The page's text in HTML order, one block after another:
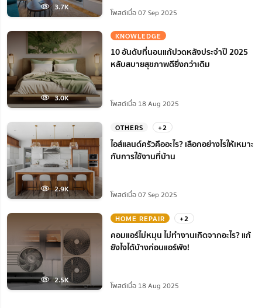
3.7K
โพสต์เมื่อ 07 Sep 2025
3.0K
KNOWLEDGE
10 อันดับที่นอนแก้ปวดหลังประจำปี 2025
หลับสบายสุขภาพดียิ่งกว่าเดิม
โพสต์เมื่อ 18 Aug 2025
2.9K
OTHERS +2
ไอส์แลนด์ครัวคืออะไร? เลือกอย่างไรให้เหมาะ
กับการใช้งานที่บ้าน
โพสต์เมื่อ 07 Sep 2025
2.5K
HOME REPAIR +2
คอมแอร์ไม่หมุน ไม่ทํางานเกิดจากอะไร? แก้
ยังไงได้บ้างก่อนแอร์พัง!
โพสต์เมื่อ 18 Aug 2025